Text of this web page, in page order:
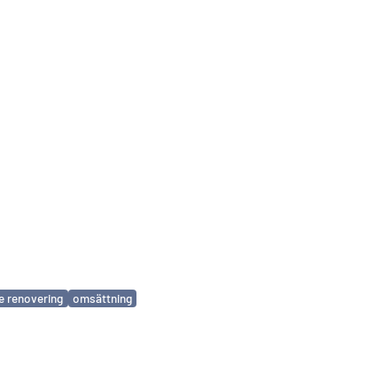
renovering
omsättning